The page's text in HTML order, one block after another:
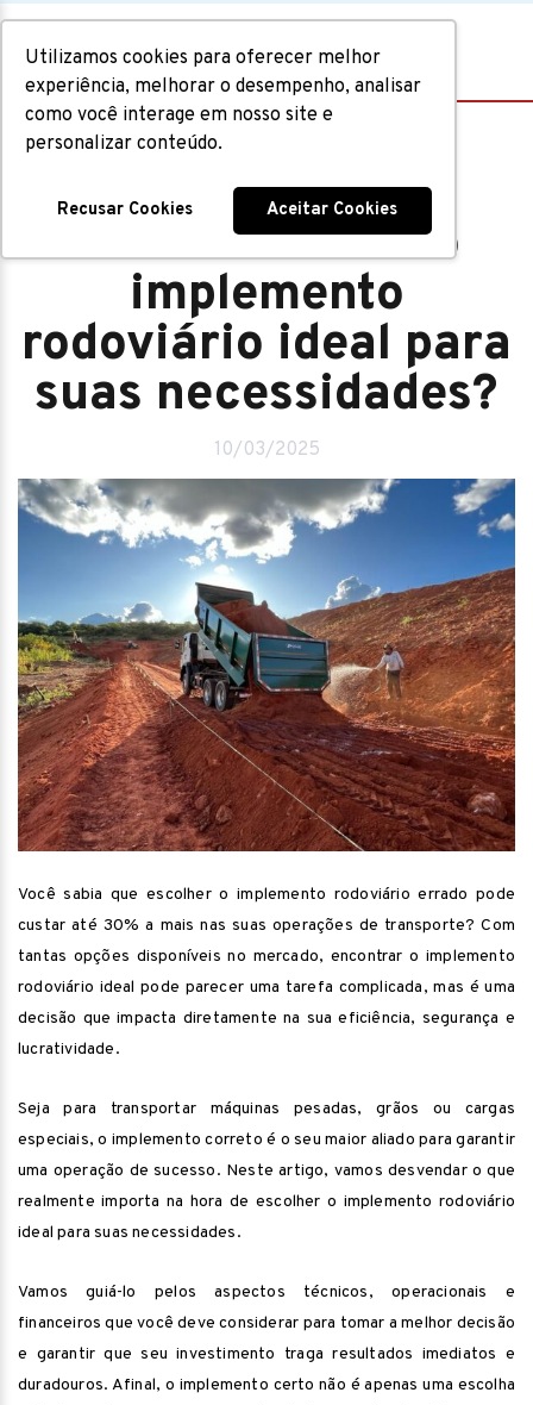
Utilizamos cookies para oferecer melhor
experiência, melhorar o desempenho, analisar
como você interage em nosso site e
personalizar conteúdo.
Recusar Cookies Aceitar Cookies
Implementos
Como escolher o
implemento
rodoviário ideal para
suas necessidades?
10/03/2025
Você sabia que escolher o implemento rodoviário errado pode
custar até 30% a mais nas suas operações de transporte? Com
tantas opções disponíveis no mercado, encontrar o implemento
rodoviário ideal pode parecer uma tarefa complicada, mas é uma
decisão que impacta diretamente na sua eficiência, segurança e
lucratividade.
Seja para transportar máquinas pesadas, grãos ou cargas
especiais, o implemento correto é o seu maior aliado para garantir
uma operação de sucesso. Neste artigo, vamos desvendar o que
realmente importa na hora de escolher o implemento rodoviário
ideal para suas necessidades.
Vamos guiá-lo pelos aspectos técnicos, operacionais e
financeiros que você deve considerar para tomar a melhor decisão
e garantir que seu investimento traga resultados imediatos e
duradouros. Afinal, o implemento certo não é apenas uma escolha